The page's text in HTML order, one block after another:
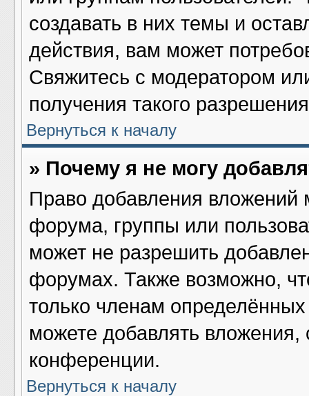
создавать в них темы и
действия, вам может
Свяжитесь с модератором
получения такого
Вернуться к началу
» Почему я не могу
Право добавления вложений
форума, группы или
может не разрешить
форумах. Также возможно,
только членам
можете добавлять
конференции.
Вернуться к началу